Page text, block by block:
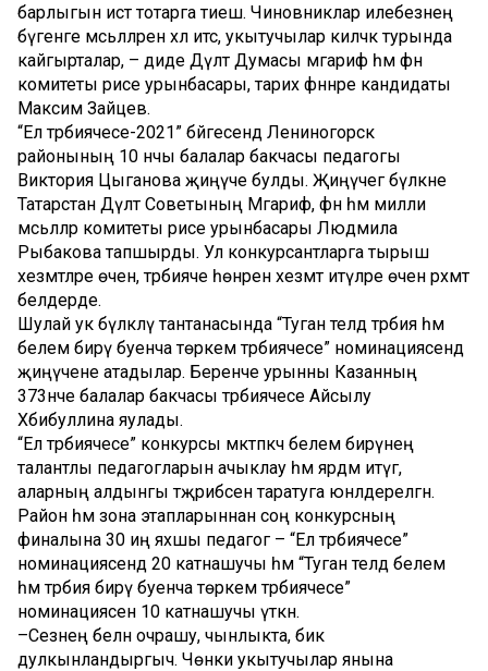
барлыгын истә тотарга тиеш. Чиновниклар илебезнең
бүгенге мәсьәләләрен хәл итсә, укытучылар киләчәк турында
кайгырталар, – диде Дәүләт Думасы мәгариф һәм фән
комитеты рәисе урынбасары, тарих фәннәре кандидаты
Максим Зайцев.
“Ел тәрбиячесе-2021” бәйгесендә Лениногорск
районының 10 нчы балалар бакчасы педагогы
Виктория Цыганова җиңүче булды. Җиңүчегә бүләкне
Татарстан Дәүләт Советының Мәгариф, фән һәм милли
мәсьәләләр комитеты рәисе урынбасары Людмила
Рыбакова тапшырды. Ул конкурсантларга тырыш
хезмәтләре өчен, тәрбияче һөнәренә хезмәт итүләре өчен рәхмәт
белдерде.
Шулай ук бүләкләү тантанасында “Туган телдә тәрбия һәм
белем бирү буенча төркем тәрбиячесе” номинациясендә
җиңүчене атадылар. Беренче урынны Казанның
373нче балалар бакчасы тәрбиячесе Айсылу
Хәбибуллина яулады.
“Ел тәрбиячесе” конкурсы мәктәпкәчә белем бирүнең
талантлы педагогларын ачыклау һәм ярдәм итүгә,
аларның алдынгы тәҗрибәсен таратуга юнәлдерелгән.
Район һәм зона этапларыннан соң конкурсның
финалына 30 иң яхшы педагог – “Ел тәрбиячесе”
номинациясендә 20 катнашучы һәм “Туган телдә белем
һәм тәрбия бирү буенча төркем тәрбиячесе”
номинациясенә 10 катнашучы үткән.
–Сезнең белән очрашу, чынлыкта, бик
дулкынландыргыч. Чөнки укытучылар янына